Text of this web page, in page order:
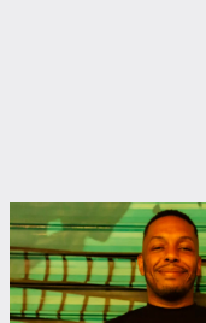
Interviews
Outremer
Santé